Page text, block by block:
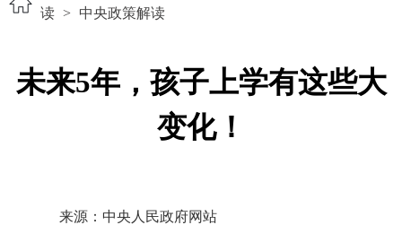
读 > 中央政策解读
未来5年，孩子上学有这些大
变化！
来源：中央人民政府网站